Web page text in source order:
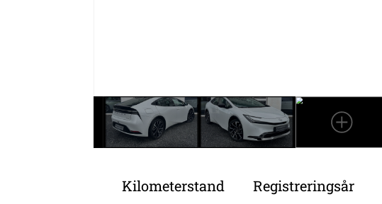
Kilometerstand Registreringsår